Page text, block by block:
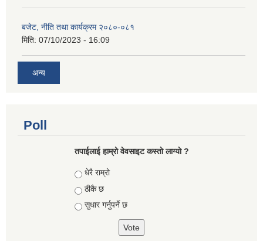
बजेट, नीति तथा कार्यक्रम २०८०-०८१
मिति: 07/10/2023 - 16:09
अन्य
Poll
तपाईलाई हाम्रो वेवसाइट कस्ताे लाग्याे ?
Choices
धेरै राम्रो
ठीकै छ
सुधार गर्नुपर्ने छ